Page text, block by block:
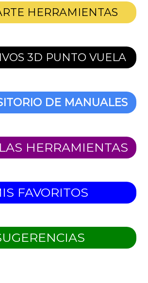
HERRAMIENTAS
3D PUNTO VUELA
DE MANUALES
HERRAMIENTAS
FAVORITOS